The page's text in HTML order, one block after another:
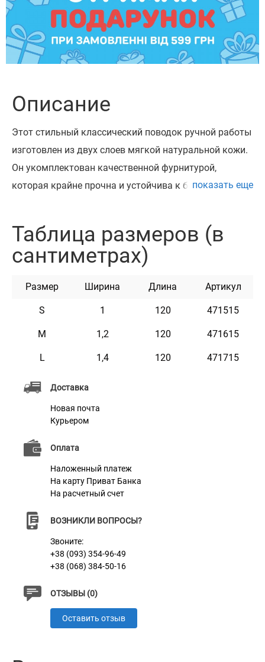
Доставка
Новая почта
Курьером
Оплата
Наложенный платеж
На карту Приват Банка
На расчетный счет
ВОЗНИКЛИ ВОПРОСЫ?
Звоните:
+38 (093) 354-96-49
+38 (068) 384-50-16
ОТЗЫВЫ (0)
Оставить отзыв
Описание
Этот стильный классический поводок ручной работы
изготовлен из двух слоев мягкой натуральной кожи.
Он укомплектован качественной фурнитурой,
которая крайне прочна и устойчива к большим
надолго сохранит первозданный вид. Благодаря
разнообразию размеров этот поводок отлично
питомцев крупных пород.
показать еще
Таблица размеров (в
сантиметрах)
Размер Ширина Длина Артикул
S 1 120 471515
M 1,2 120 471615
L 1,4 120 471715